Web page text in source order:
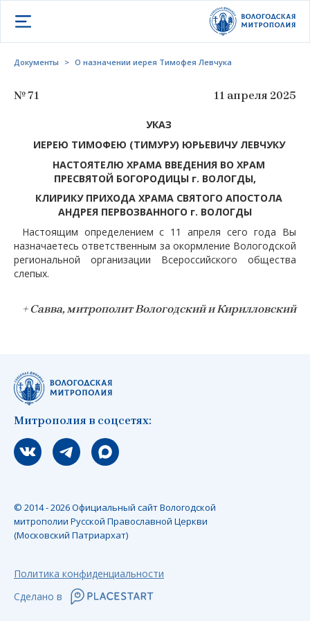
Открыть меню
Документы > О назначении иерея Тимофея Левчука
№ 71 11 апреля 2025
УКАЗ
ИЕРЕЮ ТИМОФЕЮ (ТИМУРУ) ЮРЬЕВИЧУ ЛЕВЧУКУ
НАСТОЯТЕЛЮ ХРАМА ВВЕДЕНИЯ ВО ХРАМ
ПРЕСВЯТОЙ БОГОРОДИЦЫ г. ВОЛОГДЫ,
КЛИРИКУ ПРИХОДА ХРАМА СВЯТОГО АПОСТОЛА
АНДРЕЯ ПЕРВОЗВАННОГО г. ВОЛОГДЫ
Настоящим определением с 11 апреля сего года Вы
назначаетесь ответственным за окормление Вологодской
региональной организации Всероссийского общества
слепых.
+ Савва, митрополит Вологодский и Кирилловский
Митрополия в соцсетях:
Мы вконтакте
Мы в telegram
Мы в Макс
© 2014 - 2026 Официальный сайт Вологодской
митрополии Русской Православной Церкви
(Московский Патриархат)
Политика конфиденциальности
Сделано в